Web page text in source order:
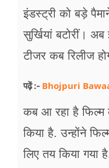
सेहत
ब्‍यूटी
इंडस्ट्री को बड़े
सुर्खियां बटोरीं।
टीजर कब रिलीज
पढ़ें :- Bhojpuri Bawaal
कब आ रहा है फिल्म
किया है. उन्होंने
लिए तय किया गया